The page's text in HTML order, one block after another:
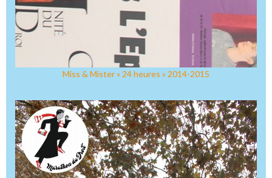
Miss & Mister « 24 heures » 2014-2015